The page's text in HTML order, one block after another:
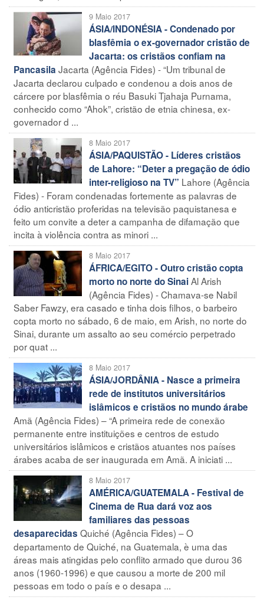
9 Maio 2017
ÁSIA/INDONÉSIA - Condenado por
blasfêmia o ex-governador cristão de
Jacarta: os cristãos confiam na
Pancasila Jacarta (Agência Fides) - “Um tribunal de
Jacarta declarou culpado e condenou a dois anos de
cárcere por blasfêmia o réu Basuki Tjahaja Purnama,
conhecido como “Ahok”, cristão de etnia chinesa, ex-
governador d ...
8 Maio 2017
ÁSIA/PAQUISTÃO - Líderes cristãos
de Lahore: “Deter a pregação de ódio
inter-religioso na TV” Lahore (Agência
Fides) - Foram condenadas fortemente as palavras de
ódio anticristão proferidas na televisão paquistanesa e
feito um convite a deter a campanha de difamação que
incita à violência contra as minori ...
8 Maio 2017
ÁFRICA/EGITO - Outro cristão copta
morto no norte do SinaiAl Arish
(Agência Fides) - Chamava-se Nabil
Saber Fawzy, era casado e tinha dois filhos, o barbeiro
copta morto no sábado, 6 de maio, em Arish, no norte do
Sinai, durante um assalto ao seu comércio perpetrado
por quat ...
8 Maio 2017
ÁSIA/JORDÂNIA - Nasce a primeira
rede de institutos universitários
islâmicos e cristãos no mundo árabe
Amã (Agência Fides) – “A primeira rede de conexão
permanente entre instituições e centros de estudo
universitários islâmicos e cristãos atuantes nos países
árabes acaba de ser inaugurada em Amã. A iniciati ...
8 Maio 2017
AMÉRICA/GUATEMALA - Festival de
Cinema de Rua dará voz aos
familiares das pessoas
desaparecidas Quiché (Agência Fides) – O
departamento de Quiché, na Guatemala, è uma das
áreas mais atingidas pelo conflito armado que durou 36
anos (1960-1996) e que causou a morte de 200 mil
pessoas em todo o país e o desapa ...